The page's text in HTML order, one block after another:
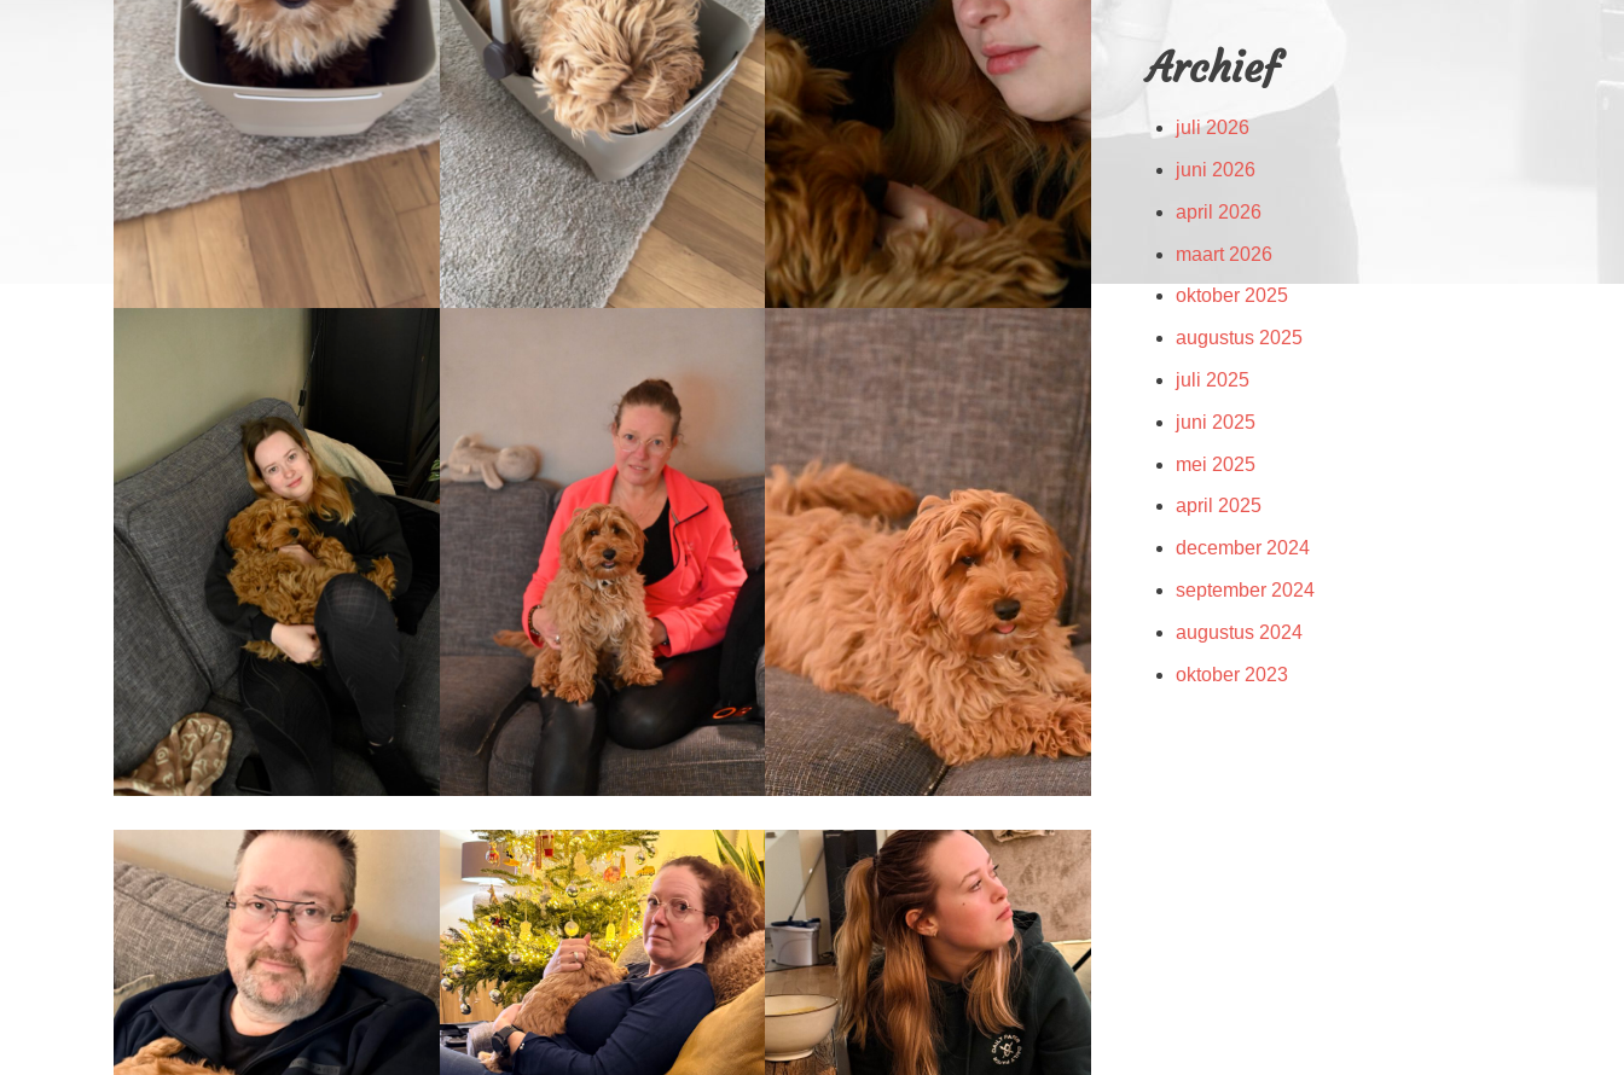
Archief
juli 2026
juni 2026
april 2026
maart 2026
oktober 2025
augustus 2025
juli 2025
juni 2025
mei 2025
april 2025
december 2024
september 2024
augustus 2024
oktober 2023